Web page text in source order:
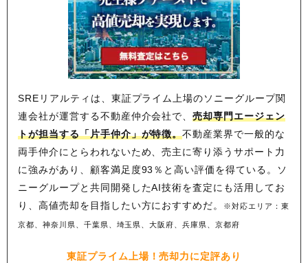
SREリアルティは、東証プライム上場のソニーグループ関
連会社が運営する不動産仲介会社で、売却専門エージェン
トが担当する「片手仲介」が特徴。不動産業界で一般的な
両手仲介にとらわれないため、売主に寄り添うサポート力
に強みがあり、顧客満足度93％と高い評価を得ている。ソ
ニーグループと共同開発したAI技術を査定にも活用してお
り、高値売却を目指したい方におすすめだ。
※対応エリア：東
京都、神奈川県、千葉県、埼玉県、大阪府、兵庫県、京都府
東証プライム上場！売却力に定評あり